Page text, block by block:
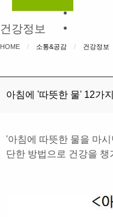
건강정보
HOME 소통&공감 CURRENT:
건강정보
아침에 '따뜻한 물' 12가
'아침에 따뜻한 물을 마
단한 방법으로 건강을 챙